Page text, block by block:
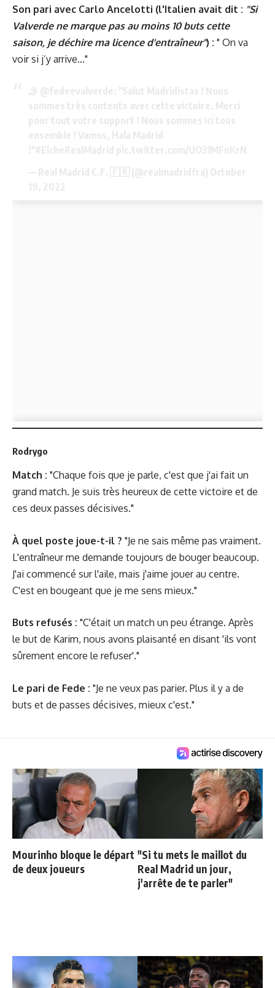
Son pari avec Carlo Ancelotti (l'Italien avait dit : "Si
Valverde ne marque pas au moins 10 buts cette
saison, je déchire ma licence d'entraîneur") : " On va
voir si j’y arrive…"
Rodrygo
Match : "Chaque fois que je parle, c'est que j'ai fait un
grand match. Je suis très heureux de cette victoire et de
ces deux passes décisives."
À quel poste joue-t-il ? "Je ne sais même pas vraiment.
L'entraîneur me demande toujours de bouger beaucoup.
J'ai commencé sur l'aile, mais j'aime jouer au centre.
C'est en bougeant que je me sens mieux."
Buts refusés : "C'était un match un peu étrange. Après
le but de Karim, nous avons plaisanté en disant 'ils vont
sûrement encore le refuser'."
Le pari de Fede : "Je ne veux pas parier. Plus il y a de
buts et de passes décisives, mieux c'est."
Mourinho bloque le départ
de deux joueurs
"Si tu mets le maillot du
Real Madrid un jour,
j'arrête de te parler"